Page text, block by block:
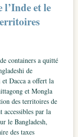
et le
containers a quitté
de
Dacca a offert la
et Mongla
des territoires de
par la
le Bangladesh,
des taxes